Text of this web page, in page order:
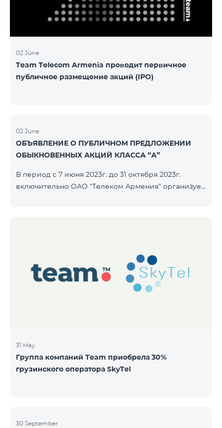
մաղթելով մրցույթի մասնակիցներին Team
Telecom Armenia-ի գլխավոր տնօրեն Հայկ
Եսայանը նշեց, որ
02 June
Team Telecom Armenia проводит первичное
публичное размещение акций (IPO)
02 June
ОБЪЯВЛЕНИЕ О ПУБЛИЧНОМ ПРЕДЛОЖЕНИИ
ОБЫКНОВЕННЫХ АКЦИЙ КЛАССА “А”
В период с 7 июня 2023г. до 31 октября 2023г.
включительно ОАО “Телеком Армения” организует
ОБЬЕМ ПОКУПКИ 200 МИНИМАЛЬНАЯ СУММА
ПОКУПКИ 41,200 драмов ОРГАНИЗАТОР
31 May
Группа компаний Team приобрела 30%
грузинского оператора SkyTel
30 September